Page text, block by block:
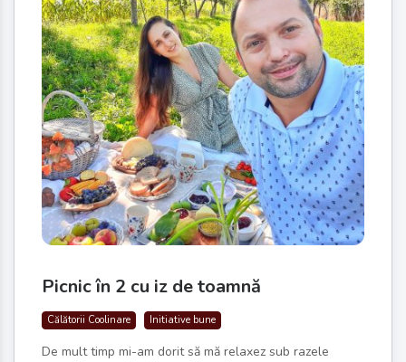
Picnic în 2 cu iz de toamnă
Călătorii Coolinare Initiative bune
De mult timp mi-am dorit să mă relaxez sub razele